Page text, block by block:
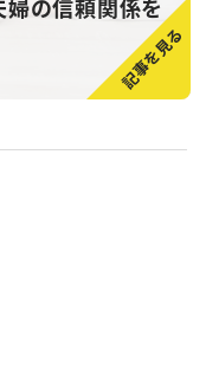
婦の信頼関係を